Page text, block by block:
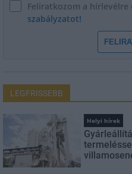
Feliratkozom a hírlevélre
szabályzatot!
LEGFRISSEBB
Helyi hírek